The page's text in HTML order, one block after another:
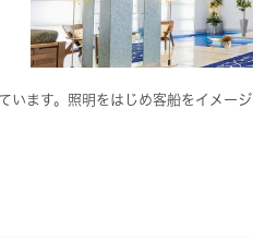
います。照明をはじめ客船をイメージ